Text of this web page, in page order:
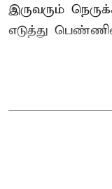
இருவரும்
எடுத்து